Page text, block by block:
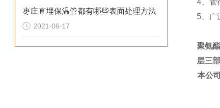
枣庄直埋保温管都有哪些表面处理方法
2021-06-17
4 、
5 、
聚氨
层三
本公